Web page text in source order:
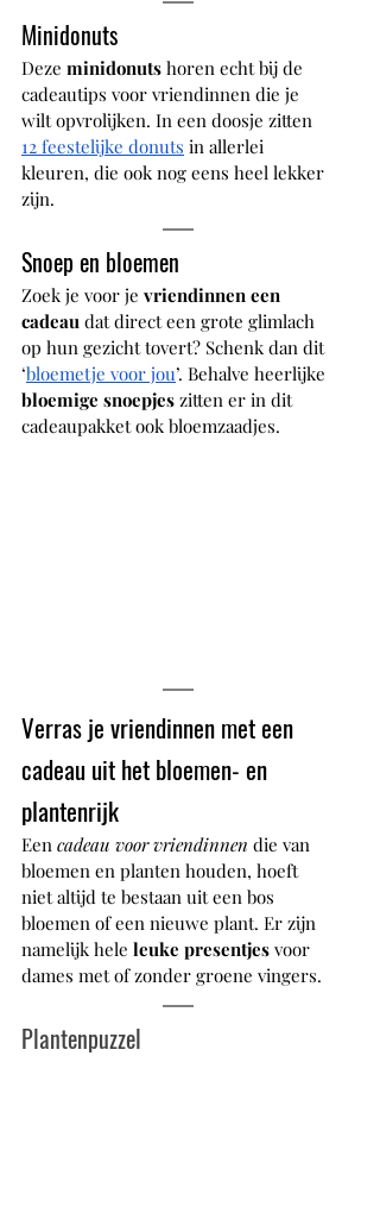
Minidonuts
Deze minidonuts horen echt bij de
cadeautips voor vriendinnen die je
wilt opvrolijken. In een doosje zitten
12 feestelijke donuts in allerlei
kleuren, die ook nog eens heel lekker
zijn.
Snoep en bloemen
Zoek je voor je vriendinnen een
cadeau dat direct een grote glimlach
op hun gezicht tovert? Schenk dan dit
‘bloemetje voor jou’. Behalve heerlijke
bloemige snoepjes zitten er in dit
cadeaupakket ook bloemzaadjes.
Verras je vriendinnen met een
cadeau uit het bloemen- en
plantenrijk
Een cadeau voor vriendinnen die van
bloemen en planten houden, hoeft
niet altijd te bestaan uit een bos
bloemen of een nieuwe plant. Er zijn
namelijk hele leuke presentjes voor
dames met of zonder groene vingers.
Plantenpuzzel